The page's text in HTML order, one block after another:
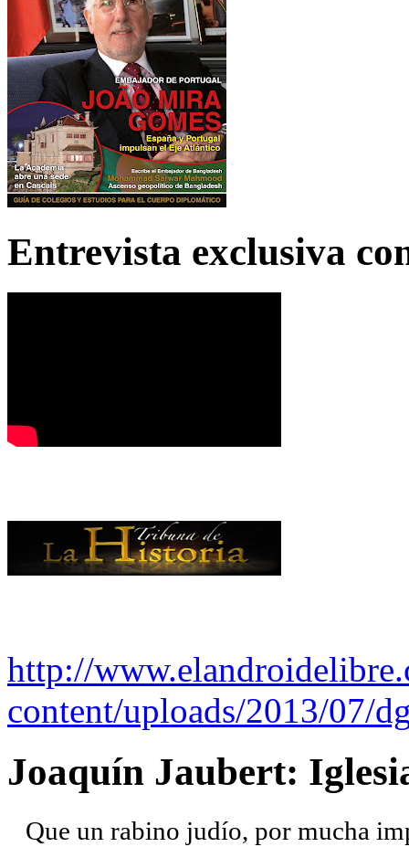
Entrevista exclusiva
http://
content/uploads/2013/07/
Joaquín Jaubert:
Que un rabino judío, por mucha